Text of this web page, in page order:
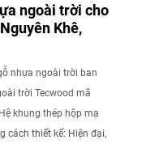
ngoài trời cho
Khê,
nhựa ngoài trời ban
trời Tecwood mã
khung thép hộp mạ
cách thiết kế: Hiện đại,